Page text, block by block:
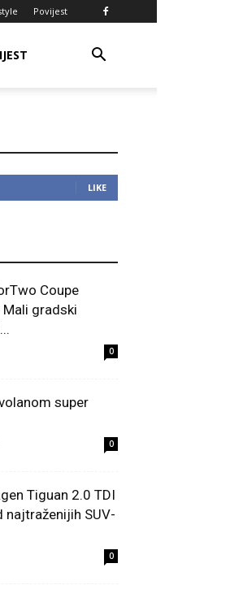
Povijest
LIKE
Coupe
gradski
0
super
0
Tiguan 2.0 TDI
najtraženijih SUV-
0